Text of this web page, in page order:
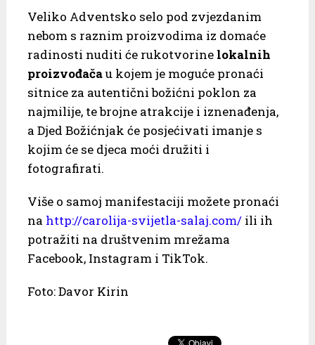
Veliko Adventsko selo pod zvjezdanim
nebom s raznim proizvodima iz domaće
radinosti nuditi će rukotvorine lokalnih
proizvođačau kojem je moguće pronaći
sitnice za autentični božićni poklon za
najmilije, te brojne atrakcije i iznenađenja,
a Djed Božićnjak će posjećivati imanje s
kojim će se djeca moći družiti i
fotografirati.
Više o samoj manifestaciji možete pronaći
na http://carolija-svijetla-salaj.com/ili ih
potražiti na društvenim mrežama
Facebook, Instagram i TikTok.
Foto: Davor Kirin